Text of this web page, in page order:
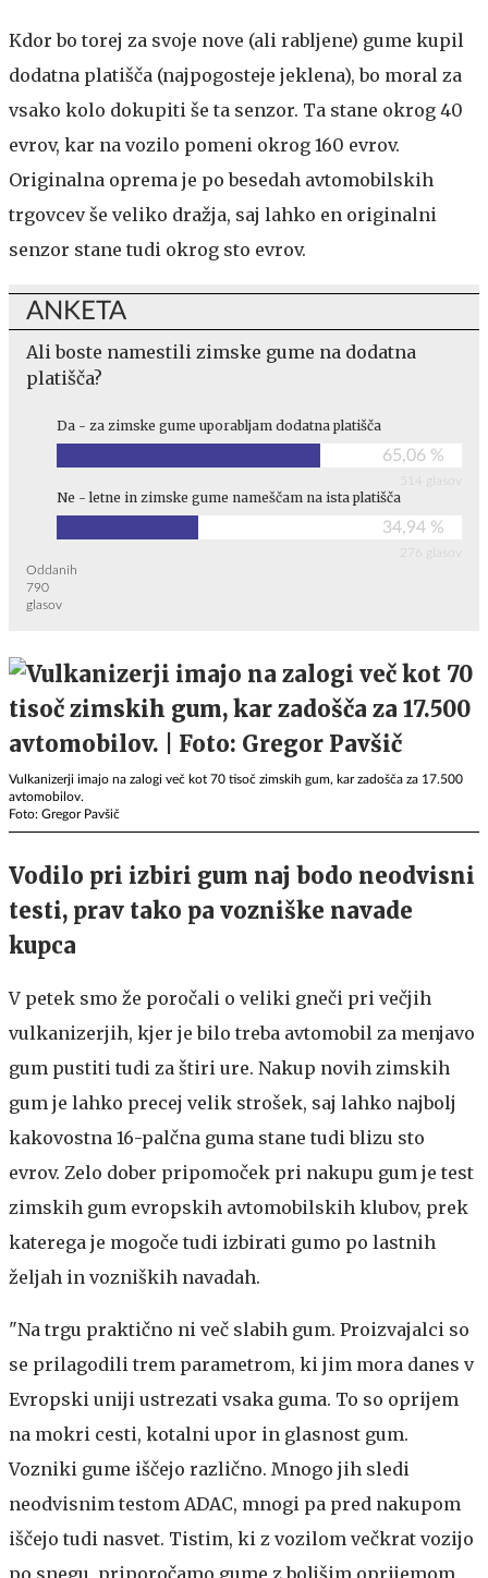
Kdor bo torej za svoje nove (ali rabljene) gume kupil
dodatna platišča (najpogosteje jeklena), bo moral za
vsako kolo dokupiti še ta senzor. Ta stane okrog 40
evrov, kar na vozilo pomeni okrog 160 evrov.
Originalna oprema je po besedah avtomobilskih
trgovcev še veliko dražja, saj lahko en originalni
senzor stane tudi okrog sto evrov.
ANKETA
Ali boste namestili zimske gume na dodatna
platišča?
Da - za zimske gume uporabljam dodatna platišča
65,06 %
514 glasov
Ne - letne in zimske gume nameščam na ista platišča
34,94 %
276 glasov
Oddanih
790
glasov
Vulkanizerji imajo na zalogi več kot 70 tisoč zimskih gum, kar zadošča za 17.500
avtomobilov.
Foto: Gregor Pavšič
Vodilo pri izbiri gum naj bodo neodvisni
testi, prav tako pa vozniške navade
kupca
V petek smo že poročali o veliki gneči pri večjih
vulkanizerjih, kjer je bilo treba avtomobil za menjavo
gum pustiti tudi za štiri ure. Nakup novih zimskih
gum je lahko precej velik strošek, saj lahko najbolj
kakovostna 16-palčna guma stane tudi blizu sto
evrov. Zelo dober pripomoček pri nakupu gum je test
zimskih gum evropskih avtomobilskih klubov, prek
katerega je mogoče tudi izbirati gumo po lastnih
željah in vozniških navadah.
"Na trgu praktično ni več slabih gum. Proizvajalci so
se prilagodili trem parametrom, ki jim mora danes v
Evropski uniji ustrezati vsaka guma. To so oprijem
na mokri cesti, kotalni upor in glasnost gum.
Vozniki gume iščejo različno. Mnogo jih sledi
neodvisnim testom ADAC, mnogi pa pred nakupom
iščejo tudi nasvet. Tistim, ki z vozilom večkrat vozijo
po snegu, priporočamo gume z boljšim oprijemom